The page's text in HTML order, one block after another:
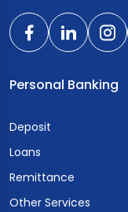
Personal Banking
Deposit
Loans
Remittance
Other Services